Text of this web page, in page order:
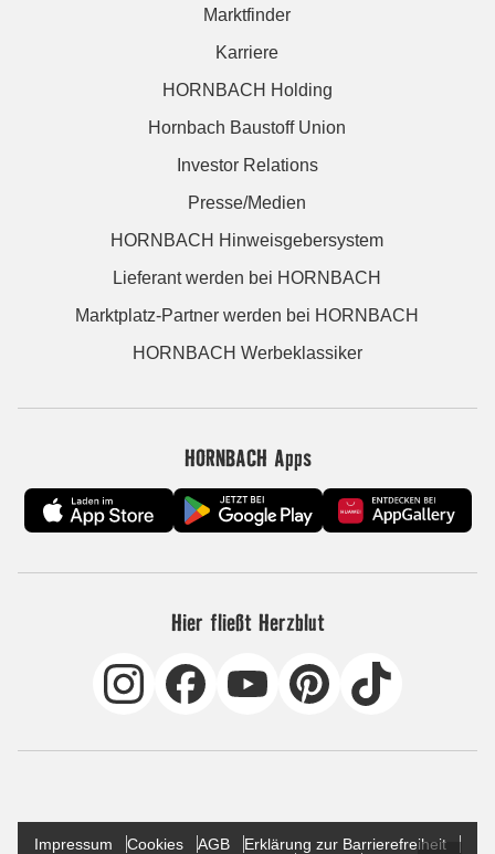
Marktfinder
Karriere
HORNBACH Holding
Hornbach Baustoff Union
Investor Relations
Presse/Medien
HORNBACH Hinweisgebersystem
Lieferant werden bei HORNBACH
Marktplatz-Partner werden bei HORNBACH
HORNBACH Werbeklassiker
HORNBACH Apps
Hier fließt Herzblut
Impressum Cookies AGB
Erklärung zur Barrierefreiheit